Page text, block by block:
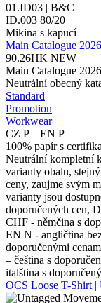
01.ID03 | B&C
ID.003 80/20
Mikina s kapucí
Main Catalogue 2026
90.26HK NEW
Main Catalogue 2026
Neutrální obecný
Standard
Promotion
Workwear
CZ P – EN P
100% papír s
Neutrální kompletní
varianty obalu,
ceny, zaujme svým
varianty jsou
doporučených cen,
CHF - němčina s
EN N - angličtina
doporučenými
– čeština s
italština s
OCS Loose T-Shirt |